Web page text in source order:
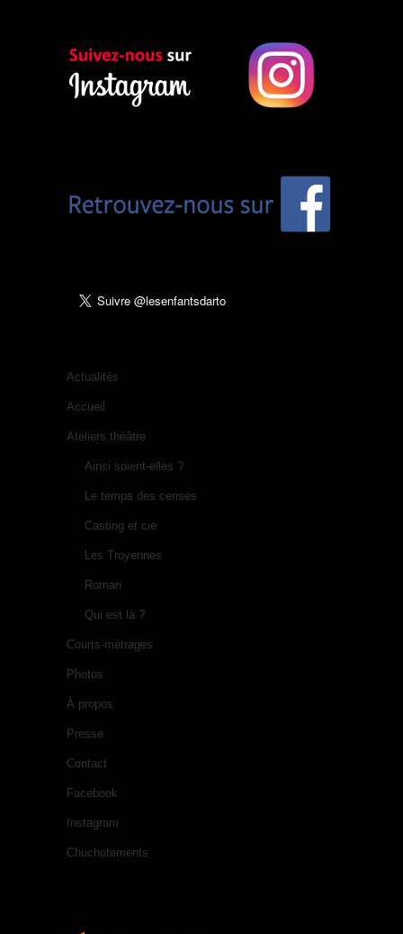
Actualités
Accueil
Ateliers théâtre
Ainsi soient-elles ?
Le temps des cerises
Casting et cie
Les Troyennes
Roman
Qui est là ?
Courts-métrages
Photos
À propos
Presse
Contact
Facebook
Instagram
Chuchotements